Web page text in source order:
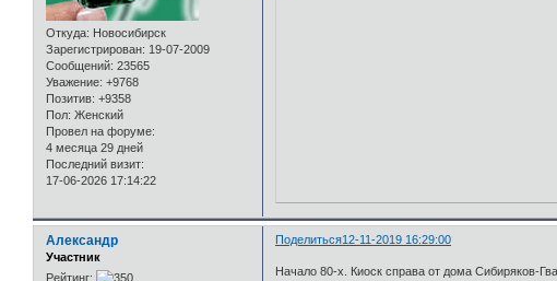
Откуда: Новосибирск
Зарегистрирован: 19-07-2009
Сообщений: 23565
Уважение: +9768
Позитив: +9358
Пол: Женский
Провел на форуме:
4 месяца 29 дней
Последний визит:
17-06-2026 17:14:22
Поделиться12-11-2019 16:29:00
Александр
Участник
Рейтинг:
Начало 80-х. Киоск справа от дома Сибиряков-